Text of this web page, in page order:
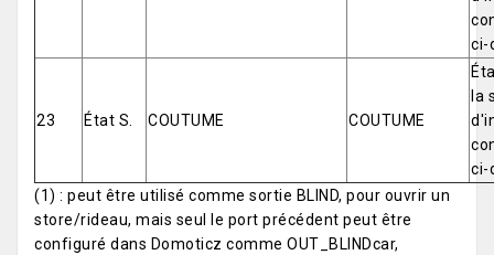
ci-
23 État S. COUTUME COUTUME
la
ci-
(1) : peut être utilisé comme sortie BLIND, pour ouvrir un
store/rideau, mais seul le port précédent peut être
configuré dans Domoticz comme OUT_BLINDcar,